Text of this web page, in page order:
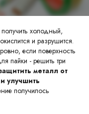
получить холодный,
и разрушится.
если поверхность
пайки - решить три
металл от
улучшить
получилось